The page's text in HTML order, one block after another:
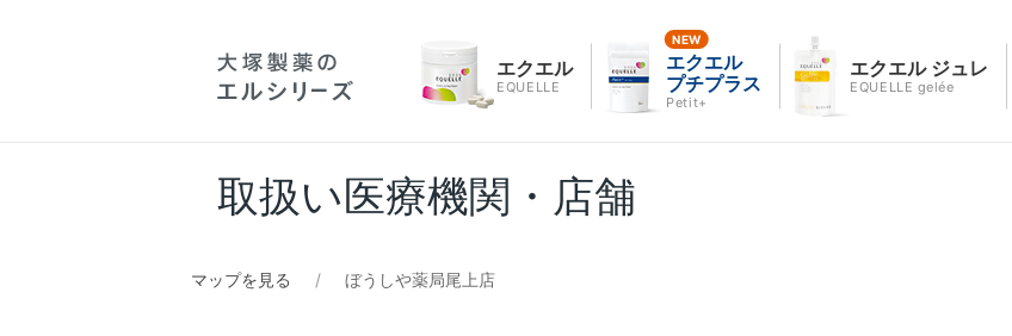
エクエル
EQUELLE
エクエル
プチプラス
Petit+
エクエル ジュレ
EQUELLE gelée
取扱い医療機関・店舗
マップを見る ぼうしや薬局尾上店